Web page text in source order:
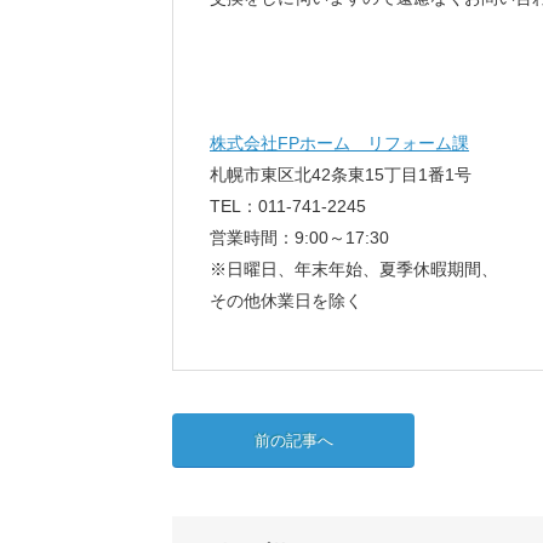
株式会社FPホーム リフォーム課
札幌市東区北42条東15丁目1番1号
TEL：011-741-2245
営業時間：9:00～17:30
※日曜日、年末年始、夏季休暇期間、
その他休業日を除く
前の記事へ